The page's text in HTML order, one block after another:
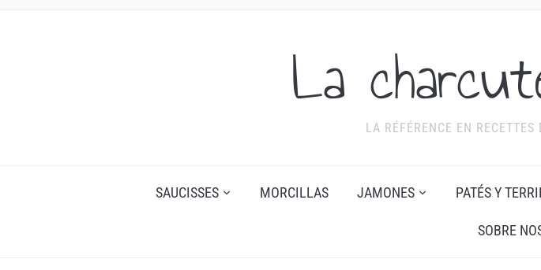
La
LA RÉFÉRENCE EN
SAUCISSES MORCILLAS JAMONES PATÉS Y
SOBRE